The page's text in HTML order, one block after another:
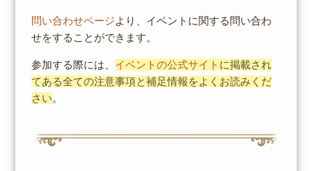
問い合わせページより、イベントに関する問い合わ
せをすることができます。
参加する際には、 イベントの公式サイト に掲載され
てある全ての注意事項と補足情報をよくお読みくだ
さい。